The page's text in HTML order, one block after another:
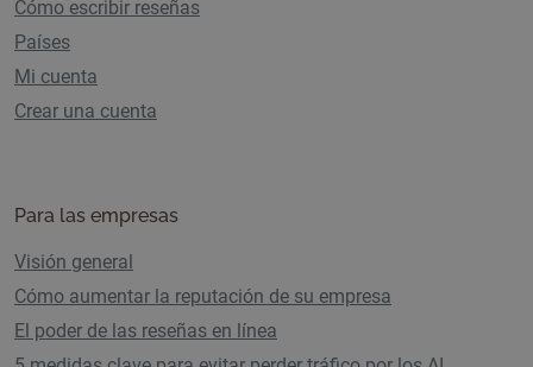
Cómo escribir reseñas
Países
Mi cuenta
Crear una cuenta
Para las empresas
Visión general
Cómo aumentar la reputación de su empresa
El poder de las reseñas en línea